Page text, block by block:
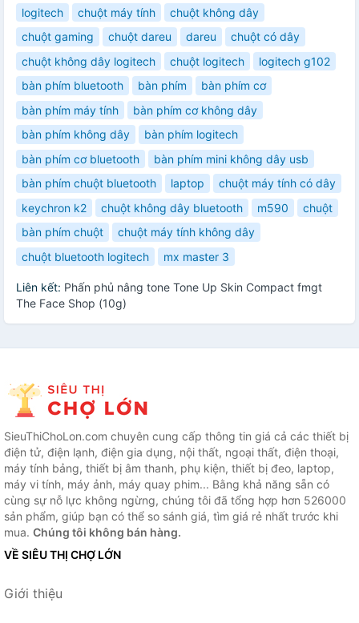
logitech chuột máy tính
chuột không dây
chuột gaming
chuột dareu dareu
chuột có dây
chuột không dây logitech
chuột logitech
logitech g102
bàn phím bluetooth
bàn phím
bàn phím cơ
bàn phím máy tính
bàn phím cơ không dây
bàn phím không dây
bàn phím logitech
bàn phím cơ bluetooth
bàn phím mini không dây usb
bàn phím chuột bluetooth
laptop
chuột máy tính có dây
keychron k2
chuột không dây bluetooth m590
chuột
bàn phím chuột
chuột máy tính không dây
chuột bluetooth logitech
mx master 3
Liên kết: Phấn phủ nâng tone Tone Up Skin Compact fmgt
The Face Shop (10g)
SieuThiChoLon.com chuyên cung cấp thông tin giá cả các thiết bị
điện tử, điện lạnh, điện gia dụng, nội thất, ngoại thất, điện thoại,
máy tính bảng, thiết bị âm thanh, phụ kiện, thiết bị đeo, laptop,
máy vi tính, máy ảnh, máy quay phim... Bằng khả năng sẵn có
cùng sự nỗ lực không ngừng, chúng tôi đã tổng hợp hơn 526000
sản phẩm, giúp bạn có thể so sánh giá, tìm giá rẻ nhất trước khi
mua. Chúng tôi không bán hàng.
VỀ SIÊU THỊ CHỢ LỚN
Giới thiệu